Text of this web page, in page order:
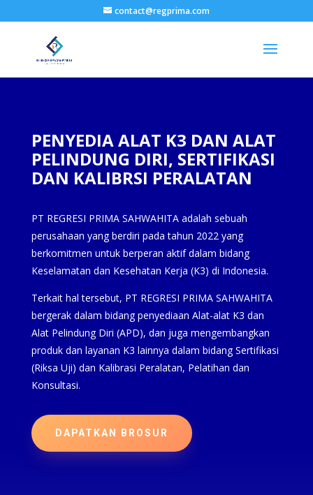
contact@regprima.com
PENYEDIA ALAT K3 DAN ALAT
PELINDUNG DIRI, SERTIFIKASI
DAN KALIBRSI PERALATAN
PT REGRESI PRIMA SAHWAHITA adalah sebuah
perusahaan yang berdiri pada tahun 2022 yang
berkomitmen untuk berperan aktif dalam bidang
Keselamatan dan Kesehatan Kerja (K3) di Indonesia.
Terkait hal tersebut, PT REGRESI PRIMA SAHWAHITA
bergerak dalam bidang penyediaan Alat-alat K3 dan
Alat Pelindung Diri (APD), dan juga mengembangkan
produk dan layanan K3 lainnya dalam bidang Sertifikasi
(Riksa Uji) dan Kalibrasi Peralatan, Pelatihan dan
Konsultasi.
DAPATKAN BROSUR